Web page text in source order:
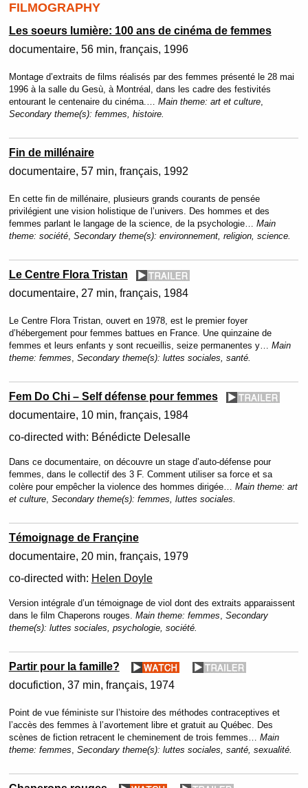
FILMOGRAPHY
Les soeurs lumière: 100 ans de cinéma de femmes
documentaire 56 min français 1996
Montage d’extraits de films réalisés par des femmes présenté le 28 mai
1996 à la salle du Gesù, à Montréal, dans les cadre des festivités
entourant le centenaire du cinéma.… Main theme: art et culture,
Secondary theme(s): femmes, histoire.
Fin de millénaire
documentaire 57 min français 1992
En cette fin de millénaire, plusieurs grands courants de pensée
privilégient une vision holistique de l’univers. Des hommes et des
femmes parlant le langage de la science, de la psychologie… Main
theme: société, Secondary theme(s): environnement, religion, science.
Le Centre Flora Tristan
documentaire 27 min français 1984
Le Centre Flora Tristan, ouvert en 1978, est le premier foyer
d’hébergement pour femmes battues en France. Une quinzaine de
femmes et leurs enfants y sont recueillis, seize permanentes y… Main
theme: femmes, Secondary theme(s): luttes sociales, santé.
Fem Do Chi – Self défense pour femmes
documentaire 10 min français 1984
co-directed with: Bénédicte Delesalle
Dans ce documentaire, on découvre un stage d’auto-défense pour
femmes, dans le collectif des 3 F. Comment utiliser sa force et sa
colère pour empêcher la violence des hommes dirigée… Main theme: art
et culture, Secondary theme(s): femmes, luttes sociales.
Témoignage de Françine
documentaire 20 min français 1979
co-directed with: Helen Doyle
Version intégrale d’un témoignage de viol dont des extraits apparaissent
dans le film Chaperons rouges. Main theme: femmes, Secondary
theme(s): luttes sociales, psychologie, société.
Partir pour la famille?
docufiction 37 min français 1974
Point de vue féministe sur l’histoire des méthodes contraceptives et
l’accès des femmes à l’avortement libre et gratuit au Québec. Des
scènes de fiction retracent le cheminement de trois femmes… Main
theme: femmes, Secondary theme(s): luttes sociales, santé, sexualité.